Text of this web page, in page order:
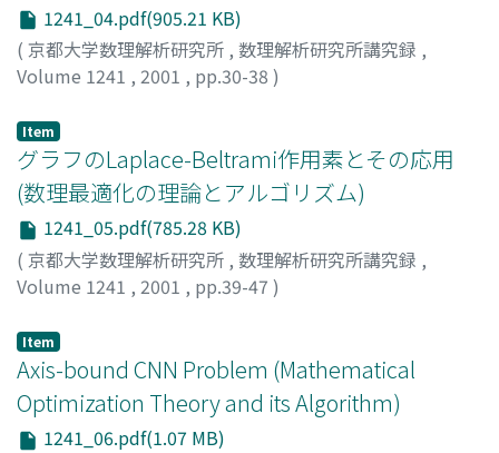
1241_04.pdf(905.21 KB)
( 京都大学数理解析研究所 , 数理解析研究所講究録 ,
Volume 1241 , 2001 , pp.30-38 )
Tanino, Tetsuzo
Item
グラフのLaplace-Beltrami作用素とその応用
(数理最適化の理論とアルゴリズム)
1241_05.pdf(785.28 KB)
( 京都大学数理解析研究所 , 数理解析研究所講究録 ,
Volume 1241 , 2001 , pp.39-47 )
Item
Axis-bound CNN Problem (Mathematical
Optimization Theory and its Algorithm)
1241_06.pdf(1.07 MB)